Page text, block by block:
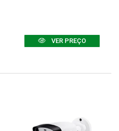
VER PREÇO